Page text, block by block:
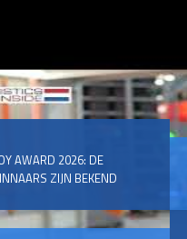
AWARD 2026: DE
ZIJN BEKEND